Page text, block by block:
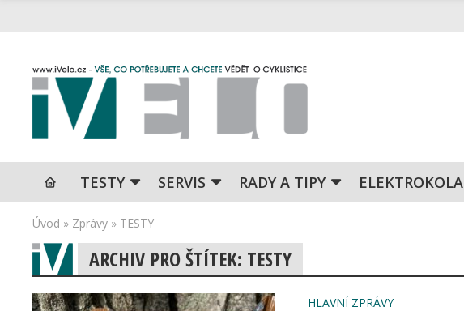
TESTY SERVIS RADY A TIPY ELEKTROKOLA
Úvod » Zprávy » TESTY
ARCHIV PRO ŠTÍTEK: TESTY
HLAVNÍ ZPRÁVY